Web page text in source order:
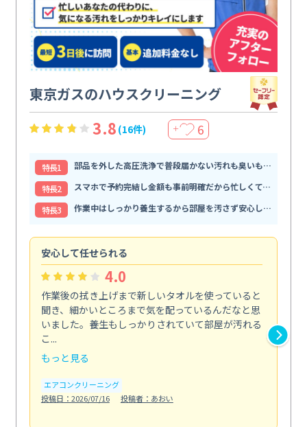
東京ガスのハウスクリーニング
3.8 (16件) ＋ 6
特⻑1
部品を外した高圧洗浄で普段届かない汚れも臭いもすっきり解消
特⻑2
スマホで予約完結し金額も事前明確だから忙しくても頼みやすい
特⻑3
作業中はしっかり養生するから部屋を汚さず安心して任せられる
安心して任せられる
4.0
作業後の拭き上げまで新しいタオルを使っていると
聞き、細かいところまで気を配っているんだなと思
いました。養生もしっかりされていて部屋が汚れる
こ...
もっと見る
エアコンクリーニング
投稿日：2026/07/16
投稿者：あおい